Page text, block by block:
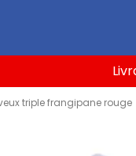
triple frangipane rouge